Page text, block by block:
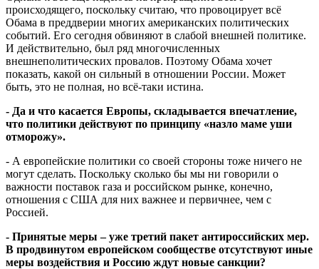
происходящего, поскольку считаю, что провоцирует всё
Обама в преддверии многих американских политических
событий. Его сегодня обвиняют в слабой внешней политике.
И действительно, был ряд многочисленных
внешнеполитических провалов. Поэтому Обама хочет
показать, какой он сильный в отношении России. Может
быть, это не полная, но всё-таки истина.
- Да и что касается Европы, складывается впечатление,
что политики действуют по принципу «назло маме уши
отморожу».
- А европейские политики со своей стороны тоже ничего не
могут сделать. Поскольку сколько бы мы ни говорили о
важности поставок газа и российском рынке, конечно,
отношения с США для них важнее и первичнее, чем с
Россией.
- Принятые меры – уже третий пакет антироссийских мер.
В продвинутом европейском сообществе отсутствуют иные
меры воздействия и Россию ждут новые санкции?